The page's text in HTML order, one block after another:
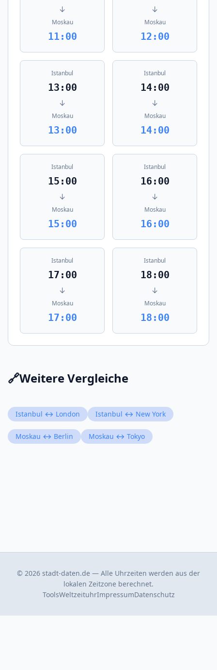
↓
Moskau
11:00
↓
Moskau
12:00
Istanbul
13:00
↓
Moskau
13:00
Istanbul
14:00
↓
Moskau
14:00
Istanbul
15:00
↓
Moskau
15:00
Istanbul
16:00
↓
Moskau
16:00
Istanbul
17:00
↓
Moskau
17:00
Istanbul
18:00
↓
Moskau
18:00
🔗Weitere Vergleiche
Istanbul ↔ London Istanbul ↔ New York
Moskau ↔ Berlin Moskau ↔ Tokyo
© 2026 stadt-daten.de — Alle Uhrzeiten werden aus der
lokalen Zeitzone berechnet.
ToolsWeltzeituhrImpressumDatenschutz